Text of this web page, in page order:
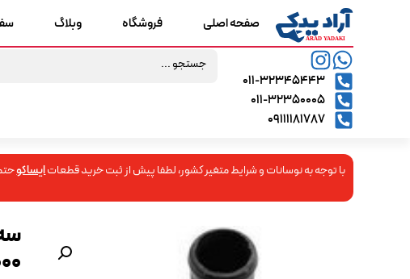
۰۱۱-۳۲۳۴۵۴۴۳
۰۱۱-۳۲۳۵۰۰۰۵
09111181787
صفحه اصلی فروشگاه وبلاگ
با توجه به نوسانات و شرایط متغیر کشور، لطفا پیش از ثبت خرید قطعاتایساکو
سه